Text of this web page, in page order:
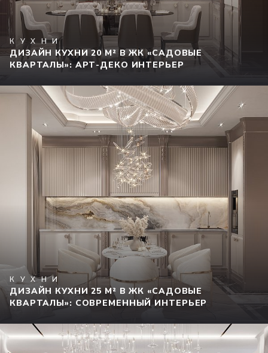
КУХНИ
ДИЗАЙН КУХНИ 20 М² В ЖК «САДОВЫЕ
КВАРТАЛЫ»: АРТ-ДЕКО ИНТЕРЬЕР
КУХНИ
ДИЗАЙН КУХНИ 25 М² В ЖК «САДОВЫЕ
КВАРТАЛЫ»: СОВРЕМЕННЫЙ ИНТЕРЬЕР